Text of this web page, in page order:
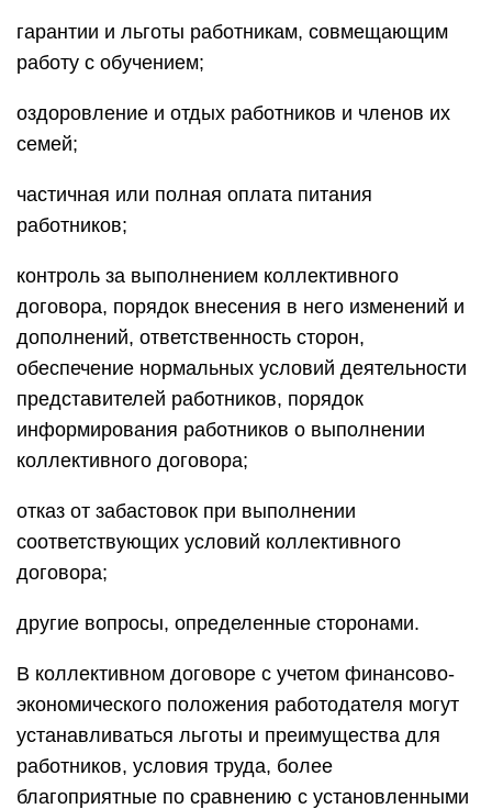
гарантии и льготы работникам, совмещающим
работу с обучением;
оздоровление и отдых работников и членов их
семей;
частичная или полная оплата питания
работников;
контроль за выполнением коллективного
договора, порядок внесения в него изменений и
дополнений, ответственность сторон,
обеспечение нормальных условий деятельности
представителей работников, порядок
информирования работников о выполнении
коллективного договора;
отказ от забастовок при выполнении
соответствующих условий коллективного
договора;
другие вопросы, определенные сторонами.
В коллективном договоре с учетом финансово-
экономического положения работодателя могут
устанавливаться льготы и преимущества для
работников, условия труда, более
благоприятные по сравнению с установленными